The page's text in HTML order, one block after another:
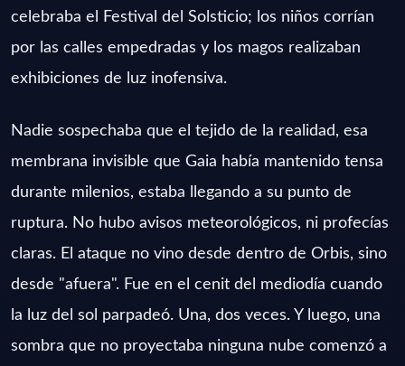
celebraba el Festival del Solsticio; los niños corrían
por las calles empedradas y los magos realizaban
exhibiciones de luz inofensiva.
Nadie sospechaba que el tejido de la realidad, esa
membrana invisible que Gaia había mantenido tensa
durante milenios, estaba llegando a su punto de
ruptura. No hubo avisos meteorológicos, ni profecías
claras. El ataque no vino desde dentro de Orbis, sino
desde "afuera". Fue en el cenit del mediodía cuando
la luz del sol parpadeó. Una, dos veces. Y luego, una
sombra que no proyectaba ninguna nube comenzó a